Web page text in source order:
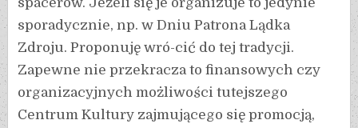
sporadycznie, np. w Dniu Patrona Lądka
Zdroju. Proponuję wró-cić do tej tradycji.
Zapewne nie przekracza to finansowych czy
organizacyjnych możliwości tutejszego
Centrum Kultury zajmującego się promocją,